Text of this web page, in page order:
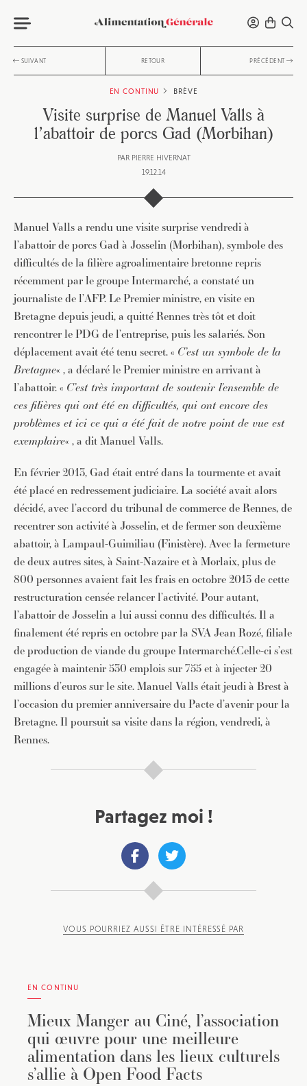
SUIVANT RETOUR PRÉCÉDENT
EN CONTINU BRÈVE
Visite surprise de Manuel Valls à
l’abattoir de porcs Gad (Morbihan)
PAR PIERRE HIVERNAT
19.12.14
Manuel Valls a rendu une visite surprise vendredi à
l’abattoir de porcs Gad à Josselin (Morbihan), symbole des
difficultés de la filière agroalimentaire bretonne repris
récemment par le groupe Intermarché, a constaté un
journaliste de l’AFP. Le Premier ministre, en visite en
Bretagne depuis jeudi, a quitté Rennes très tôt et doit
rencontrer le PDG de l’entreprise, puis les salariés. Son
déplacement avait été tenu secret. « C’est un symbole de la
Bretagne« , a déclaré le Premier ministre en arrivant à
l’abattoir. « C’est très important de soutenir l’ensemble de
ces filières qui ont été en difficultés, qui ont encore des
problèmes et ici ce qui a été fait de notre point de vue est
exemplaire« , a dit Manuel Valls.
En février 2013, Gad était entré dans la tourmente et avait
été placé en redressement judiciaire. La société avait alors
décidé, avec l’accord du tribunal de commerce de Rennes, de
recentrer son activité à Josselin, et de fermer son deuxième
abattoir, à Lampaul-Guimiliau (Finistère). Avec la fermeture
de deux autres sites, à Saint-Nazaire et à Morlaix, plus de
800 personnes avaient fait les frais en octobre 2013 de cette
restructuration censée relancer l’activité. Pour autant,
l’abattoir de Josselin a lui aussi connu des difficultés. Il a
finalement été repris en octobre par la SVA Jean Rozé, filiale
de production de viande du groupe Intermarché.Celle-ci s’est
engagée à maintenir 530 emplois sur 755 et à injecter 20
millions d’euros sur le site. Manuel Valls était jeudi à Brest à
l’occasion du premier anniversaire du Pacte d’avenir pour la
Bretagne. Il poursuit sa visite dans la région, vendredi, à
Rennes.
Partagez moi !
VOUS POURRIEZ AUSSI ÊTRE INTÉRESSÉ PAR
EN CONTINU
Mieux Manger au Ciné, l’association
qui œuvre pour une meilleure
alimentation dans les lieux culturels
s’allie à Open Food Facts